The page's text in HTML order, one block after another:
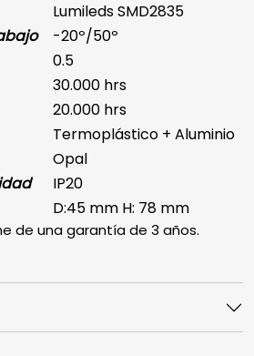
Lumileds SMD2835
-20º/50º
0.5
30.000 hrs
20.000 hrs
Termoplástico + Aluminio
Opal
IP20
D:45 mm H: 78 mm
de una garantía de 3 años.